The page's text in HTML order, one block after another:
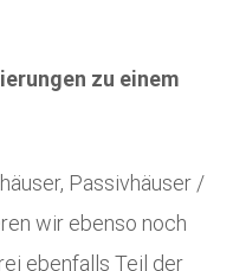
zu einem
Passivhäuser /
wir ebenso noch
ebenfalls Teil der